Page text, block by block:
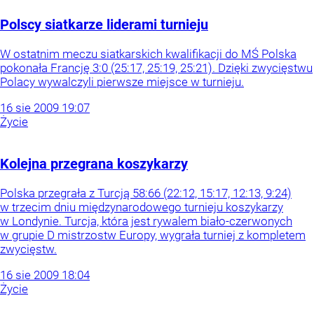
Polscy siatkarze liderami turnieju
W ostatnim meczu siatkarskich kwalifikacji do MŚ Polska
pokonała Francję 3:0 (25:17, 25:19, 25:21). Dzięki zwycięstwu
Polacy wywalczyli pierwsze miejsce w turnieju.
16 sie 2009 19:07
Życie
Kolejna przegrana koszykarzy
Polska przegrała z Turcją 58:66 (22:12, 15:17, 12:13, 9:24)
w trzecim dniu międzynarodowego turnieju koszykarzy
w Londynie. Turcja, która jest rywalem biało-czerwonych
w grupie D mistrzostw Europy, wygrała turniej z kompletem
zwycięstw.
16 sie 2009 18:04
Życie